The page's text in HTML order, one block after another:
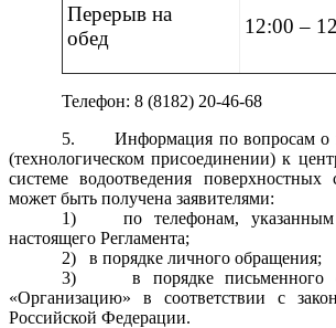
Перерыв на
обед
12:00 –
Телефон: 8 (8182) 20-46-68
5.
Информация по вопросам о
(технологическом присоединении) к
системе водоотведения поверхностных
может быть получена заявителями:
1)
по телефонам,
настоящего Регламента;
2)
в порядке личного обращения;
3)
в порядке письменного
«Организацию» в соответствии с
Российской Федерации.